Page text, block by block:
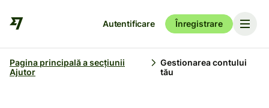
Autentificare Înregistrare
Pagina principală a secțiunii
Ajutor
Gestionarea contului
tău